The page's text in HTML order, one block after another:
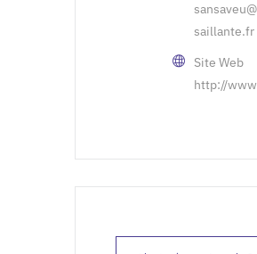
saillante.fr
Site Web
http://